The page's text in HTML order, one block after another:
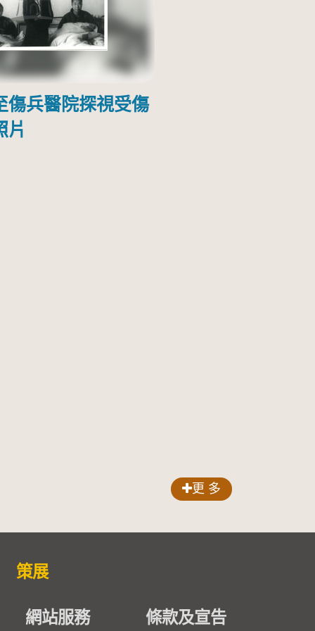
傷兵醫院探視受傷
片
更 多
策展
網站服務 條款及宣告